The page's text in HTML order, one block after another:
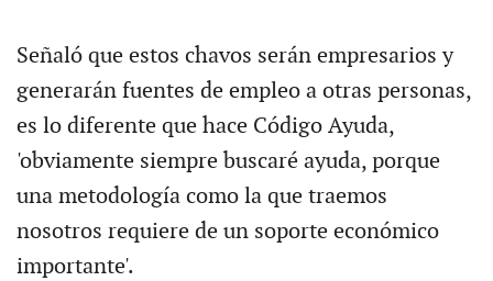
Señaló que estos chavos serán empresarios y
generarán fuentes de empleo a otras personas,
es lo diferente que hace Código Ayuda,
'obviamente siempre buscaré ayuda, porque
una metodología como la que traemos
nosotros requiere de un soporte económico
importante'.